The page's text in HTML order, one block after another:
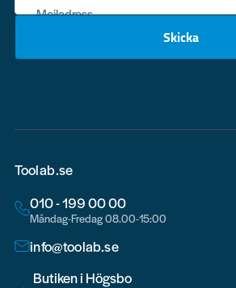
Mejladress
Skicka
Toolab.se
010 - 199 00 00
Måndag-Fredag 08.00-15:00
info@toolab.se
Butiken i Högsbo